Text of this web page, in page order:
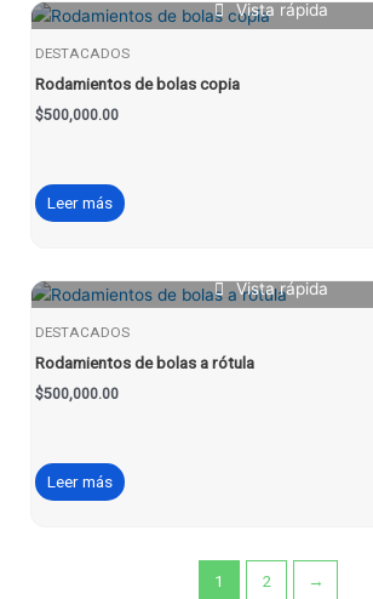
Vista rápida
DESTACADOS
Rodamientos de bolas copia
$500,000.00
Leer más
Vista rápida
DESTACADOS
Rodamientos de bolas a rótula
$500,000.00
Leer más
1 2 →